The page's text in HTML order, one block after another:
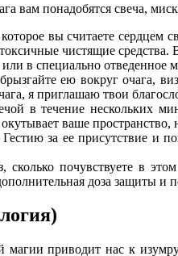
вам понадобятся свеча,
вы считаете
чистящие средства.
или в специально
ею вокруг очага,
я приглашаю твои
в течение нескольких
ваше
Гестию за ее присутствие и
сколько почувствуете в
доза защиты и
приводит нас к